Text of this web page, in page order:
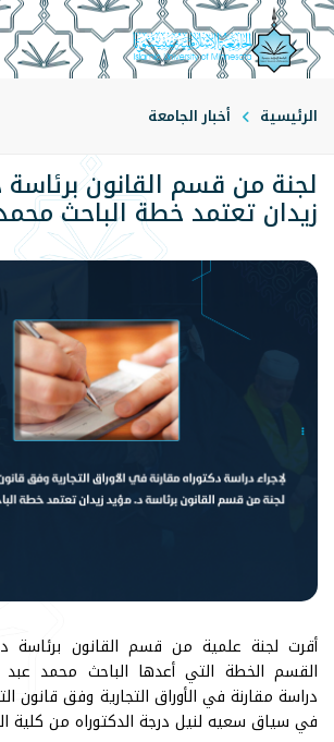
الرئيسية أخبار الجامعة
لجنة من قسم القانون
زيدان تعتمد خطة الباحث
أقرت لجنة علمية من قسم القانون برئاسة
القسم الخطة التي أعدها الباحث محمد عبد
دراسة مقارنة في الأوراق التجارية وفق قانون
في سياق سعيه لنيل درجة الدكتوراه من كلية